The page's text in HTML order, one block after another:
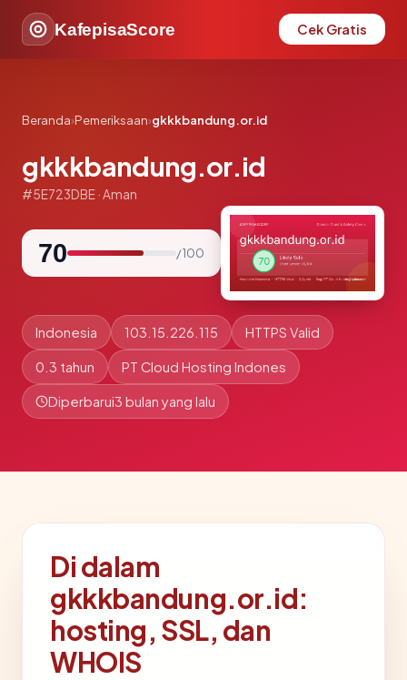
KafepisaScore Cek Gratis
Beranda›Pemeriksaan›gkkkbandung.or.id
gkkkbandung.or.id
#5E723DBE · Aman
70 / 100
Indonesia 103.15.226.115 HTTPS Valid
0.3 tahun PT Cloud Hosting Indones
Diperbarui3 bulan yang lalu
Di dalam
gkkkbandung.or.id:
hosting, SSL, dan
WHOIS